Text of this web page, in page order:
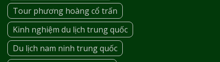
Tour phương hoàng cổ trấn
Kinh nghiệm du lịch trung quốc
Du lịch nam ninh trung quốc